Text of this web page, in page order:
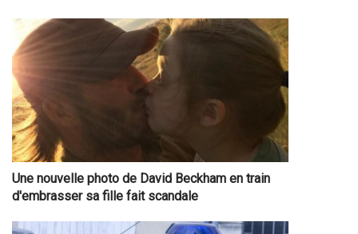
Une nouvelle photo de David Beckham en train
d'embrasser sa fille fait scandale